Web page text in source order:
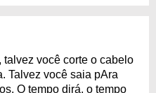
você corte o cabelo
Talvez você saia pAra
O tempo dirá, o tempo